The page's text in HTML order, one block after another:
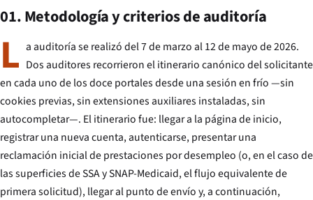
01. Metodología y criterios de auditoría
L a auditoría se realizó del 7 de marzo al 12 de mayo de 2026.
Dos auditores recorrieron el itinerario canónico del solicitante
en cada uno de los doce portales desde una sesión en frío —sin
cookies previas, sin extensiones auxiliares instaladas, sin
autocompletar—. El itinerario fue: llegar a la página de inicio,
registrar una nueva cuenta, autenticarse, presentar una
reclamación inicial de prestaciones por desempleo (o, en el caso de
las superficies de SSA y SNAP-Medicaid, el flujo equivalente de
primera solicitud), llegar al punto de envío y, a continuación,